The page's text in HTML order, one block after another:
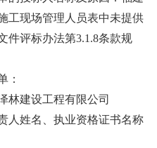
工现场管理人员表中未提供
件评标办法第3.1.8条款规
：
林建设工程有限公司
人姓名、执业资格证书名称